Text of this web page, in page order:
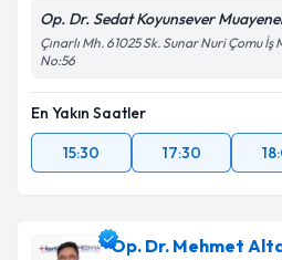
Op. Dr. Sedat Koyunsever
Çınarlı Mh. 61025 Sk. Sunar Nuri Çomu İş
No:56
En Yakın Saatler
15:30
17:30
Op. Dr. Mehmet